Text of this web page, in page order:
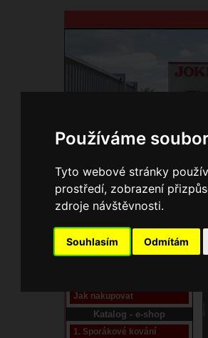
Používáme
Tyto webové stránky
prostředí, zobrazení
zdroje návštěvnosti.
Souhlasím Odmítám
Domů Kontakty
Pracoviště laser
Nové pracoviště firmy
Jak nakupovat
Katalog - e-shop
1. Sporákové kování